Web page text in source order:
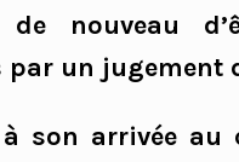
nouveau
un jugement
son arrivée au